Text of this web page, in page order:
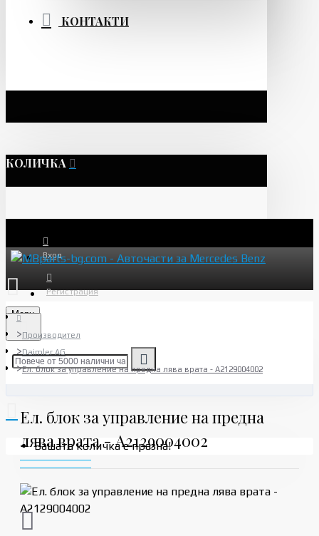
КОНТАКТИ
КОЛИЧКА
Вход
Регистрация
Menu
Вашата количка е празна!
Производител
Daimler AG
Ел. блок за управление на предна лява врата - A2129004002
Ел. блок за управление на предна
лява врата - A2129004002